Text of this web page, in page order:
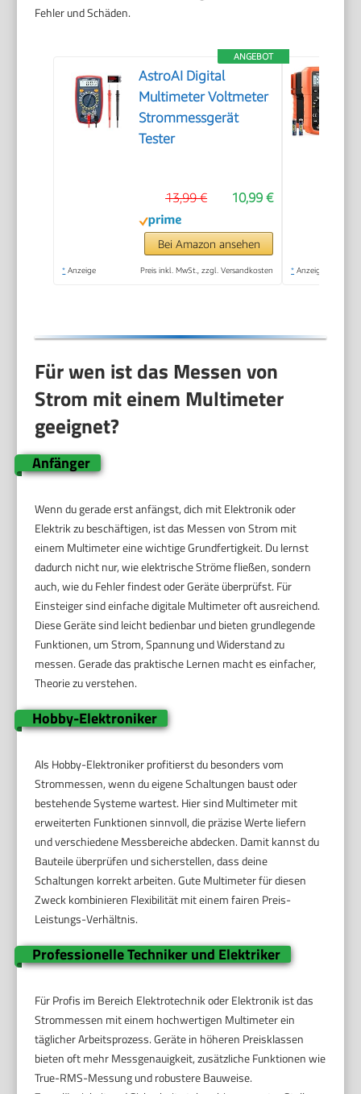
Fehler und Schäden.
ANGEBOT
AstroAI Digital
Multimeter Voltmeter
Strommessgerät
Tester
10,99 €
13,99 €
Bei Amazon ansehen
* Anzeige Preis inkl. MwSt., zzgl. Versandkosten * Anzeige
Für wen ist das Messen von
Strom mit einem Multimeter
geeignet?
Anfänger
Wenn du gerade erst anfängst, dich mit Elektronik oder
Elektrik zu beschäftigen, ist das Messen von Strom mit
einem Multimeter eine wichtige Grundfertigkeit. Du lernst
dadurch nicht nur, wie elektrische Ströme fließen, sondern
auch, wie du Fehler findest oder Geräte überprüfst. Für
Einsteiger sind einfache digitale Multimeter oft ausreichend.
Diese Geräte sind leicht bedienbar und bieten grundlegende
Funktionen, um Strom, Spannung und Widerstand zu
messen. Gerade das praktische Lernen macht es einfacher,
Theorie zu verstehen.
Hobby-Elektroniker
Als Hobby-Elektroniker profitierst du besonders vom
Strommessen, wenn du eigene Schaltungen baust oder
bestehende Systeme wartest. Hier sind Multimeter mit
erweiterten Funktionen sinnvoll, die präzise Werte liefern
und verschiedene Messbereiche abdecken. Damit kannst du
Bauteile überprüfen und sicherstellen, dass deine
Schaltungen korrekt arbeiten. Gute Multimeter für diesen
Zweck kombinieren Flexibilität mit einem fairen Preis-
Leistungs-Verhältnis.
Professionelle Techniker und Elektriker
Für Profis im Bereich Elektrotechnik oder Elektronik ist das
Strommessen mit einem hochwertigen Multimeter ein
täglicher Arbeitsprozess. Geräte in höheren Preisklassen
bieten oft mehr Messgenauigkeit, zusätzliche Funktionen wie
True-RMS-Messung und robustere Bauweise.